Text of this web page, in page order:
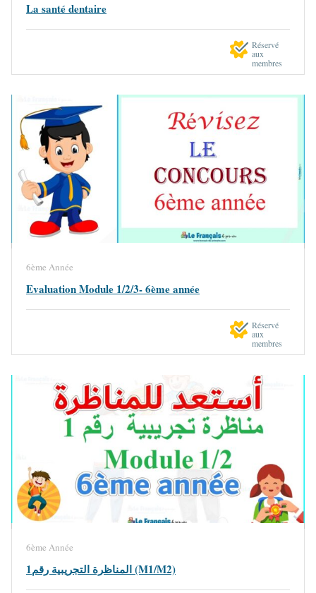
La santé dentaire
Réservé
aux
membres
6ème Année
Evaluation Module 1/2/3- 6ème année
Réservé
aux
membres
6ème Année
المناظرة التجريبية رقم1 (M1/M2)